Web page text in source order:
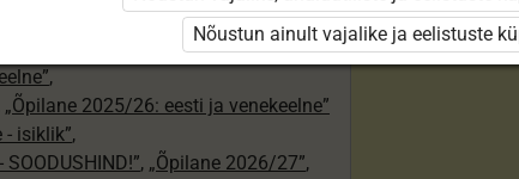
2024/25 – isiklik”,
,
„Õpilane 2025/26: eesti ja venekeelne”
- isiklik”,
, „Õpilane 2026/27”,
Nõustun ainult vajalike ja eelistuste